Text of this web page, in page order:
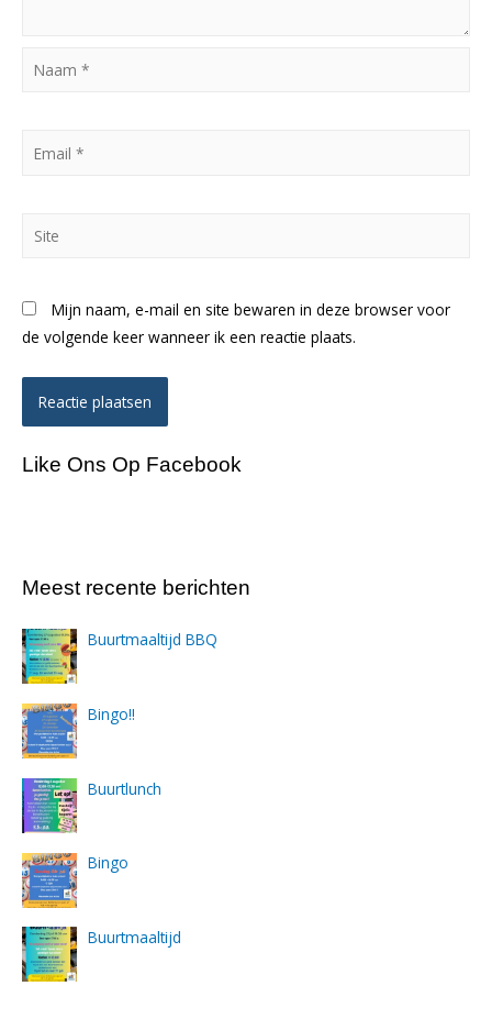
Naam
Mijn naam, e-mail en site bewaren in deze browser voor
de volgende keer wanneer ik een reactie plaats.
Like Ons Op Facebook
Meest recente berichten
Buurtmaaltijd BBQ
Bingo!!
Buurtlunch
Bingo
Buurtmaaltijd